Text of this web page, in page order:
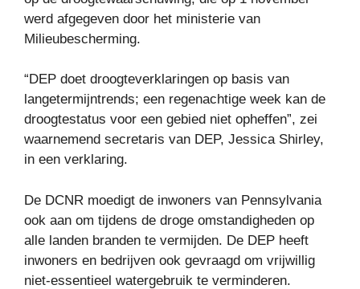
werd afgegeven door het ministerie van
Milieubescherming.
“DEP doet droogteverklaringen op basis van
langetermijntrends; een regenachtige week kan de
droogtestatus voor een gebied niet opheffen”, zei
waarnemend secretaris van DEP, Jessica Shirley,
in een verklaring.
De DCNR moedigt de inwoners van Pennsylvania
ook aan om tijdens de droge omstandigheden op
alle landen branden te vermijden. De DEP heeft
inwoners en bedrijven ook gevraagd om vrijwillig
niet-essentieel watergebruik te verminderen.